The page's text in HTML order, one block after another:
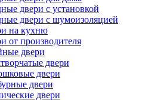
двери с установкой
двери с шумоизоляцией
на кухню
от производителя
двери
двери
двери
двери
двери